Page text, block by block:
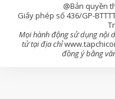
@Bản quyền
Giấy phép số 436/GP-
Mọi hành động sử dụng nội
tử tại địa chỉ
đồng ý bằng